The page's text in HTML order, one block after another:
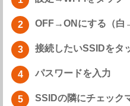
OFF→ONにする（白
接続したいSSIDをタ
パスワードを入力
SSIDの隣にチェック